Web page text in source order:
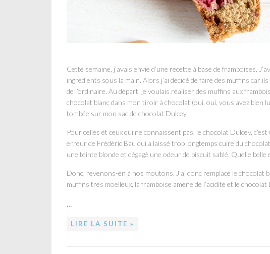
Cette semaine, j’avais envie d’une recette à base de framboises.
ingrédients sous la main. Alors j’ai décidé de faire des muffins car
de l’ordinaire. Au départ, je voulais réaliser des muffins aux
chocolat blanc dans mon tiroir à chocolat (oui, oui, vous avez bien
tombée sur mon sac de chocolat Dulcey.
Pour celles et ceux qui ne connaissent pas, le chocolat Dulcey,
erreur de Frédéric Bau qui a laissé trop longtemps cuire du
une teinte blonde et dégagé une odeur de biscuit sablé. Quelle
Donc, revenons-en à nos moutons. J’ai donc remplacé le chocolat
muffins très moelleux, la framboise amène de l’acidité et le
…
LIRE LA SUITE »